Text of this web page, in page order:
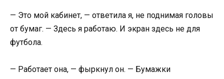
— Это мой кабинет, — ответила я, не поднимая головы
от бумаг. — Здесь я работаю. И экран здесь не для
футбола.
— Работает она, — фыркнул он. — Бумажки